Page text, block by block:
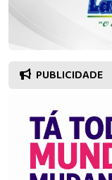
PUBLICIDADE